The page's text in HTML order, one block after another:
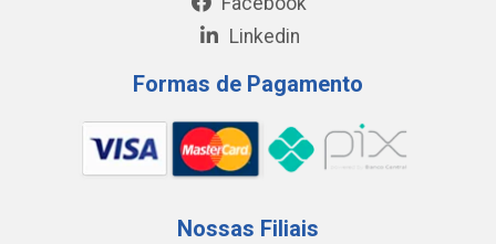
Linkedin
Formas de Pagamento
Nossas Filiais